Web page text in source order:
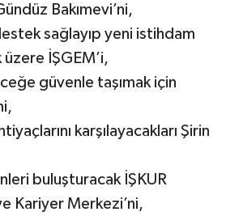
Bakımevi’ni,
sağlayıp yeni istihdam
üzere İŞGEM’i,
güvenle taşımak için
karşılayacakları Şirin
buluşturacak İŞKUR
Kariyer Merkezi’ni,